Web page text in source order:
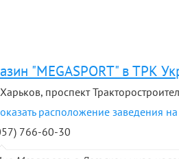
"MEGASPORT" в ТРК
Харьков, проспект
расположение заведения
766-60-30